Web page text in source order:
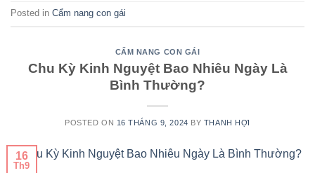
Posted in Cẩm nang con gái
CẨM NANG CON GÁI
Chu Kỳ Kinh Nguyệt Bao Nhiêu Ngày Là
Bình Thường?
POSTED ON 16 THÁNG 9, 2024 BY THANH HỢI
16
Th9